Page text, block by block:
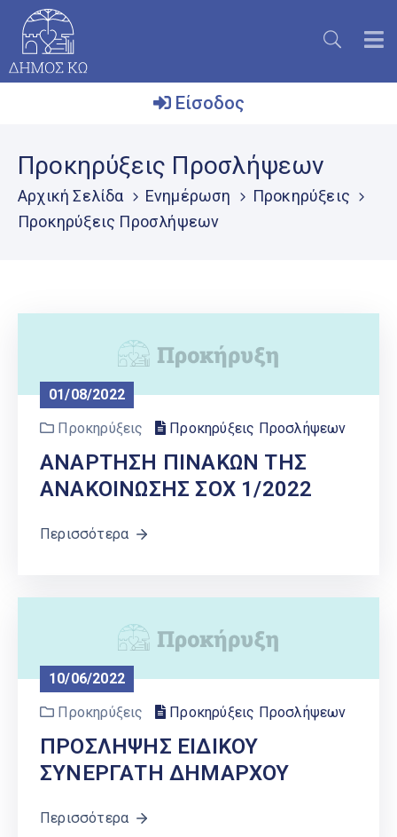
Δήμος
Το
Νησί
Ελληνικά
English
Είσοδος
Προκηρύξεις Προσλήψεων
Αρχική Σελίδα Ενημέρωση
Προκηρύξεις
Προκηρύξεις Προσλήψεων
01/08/2022
Προκηρύξεις
Προκηρύξεις Προσλήψεων
ΑΝΑΡΤΗΣΗ ΠΙΝΑΚΩΝ ΤΗΣ
ΑΝΑΚΟΙΝΩΣΗΣ ΣΟΧ 1/2022
Περισσότερα
10/06/2022
Προκηρύξεις
Προκηρύξεις Προσλήψεων
ΠΡΟΣΛΗΨΗΣ ΕΙΔΙΚΟΥ
ΣΥΝΕΡΓΑΤΗ ΔΗΜΑΡΧΟΥ
Περισσότερα